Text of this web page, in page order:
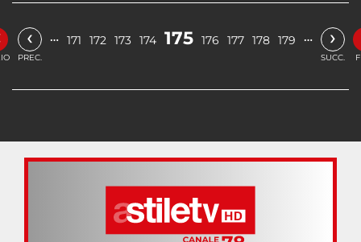
‹
PREC.
… 171 172 173 174 175 176 177 178 179 … ›
SUCC.